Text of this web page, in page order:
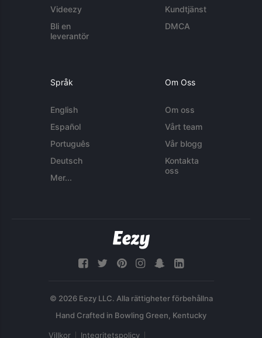
Videezy
Bli en
leverantör
Kundtjänst
DMCA
Språk
English
Español
Português
Deutsch
Mer...
Om Oss
Om oss
Vårt team
Vår blogg
Kontakta
oss
© 2026 Eezy LLC. Alla rättigheter förbehållna
Villkor Integritetspolicy